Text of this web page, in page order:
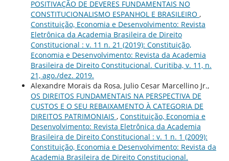
POSITIVAÇÃO DE DEVERES FUNDAMENTAIS NO
CONSTITUCIONALISMO ESPANHOL E BRASILEIRO ,
Constituição, Economia e Desenvolvimento: Revista
Eletrônica da Academia Brasileira de Direito
Constitucional : v. 11 n. 21 (2019): Constituição,
Economia e Desenvolvimento: Revista da Academia
Brasileira de Direito Constitucional. Curitiba, v. 11, n.
21, ago./dez. 2019.
Alexandre Morais da Rosa, Julio Cesar Marcellino Jr.,
OS DIREITOS FUNDAMENTAIS NA PERSPECTIVA DE
CUSTOS E O SEU REBAIXAMENTO À CATEGORIA DE
DIREITOS PATRIMONIAIS , Constituição, Economia e
Desenvolvimento: Revista Eletrônica da Academia
Brasileira de Direito Constitucional : v. 1 n. 1 (2009):
Constituição, Economia e Desenvolvimento: Revista da
Academia Brasileira de Direito Constitucional.